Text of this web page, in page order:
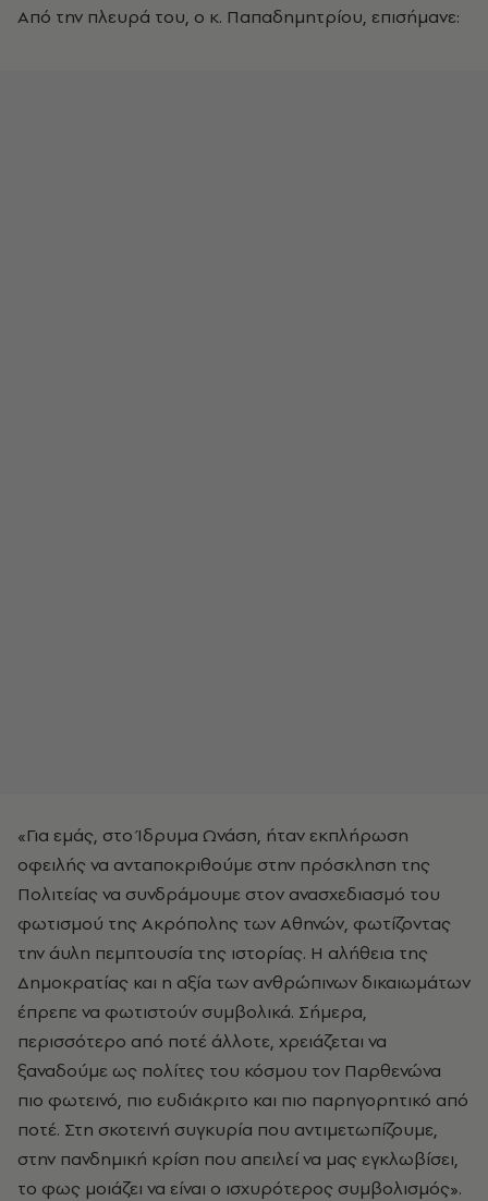
Από την πλευρά του, ο κ. Παπαδημητρίου, επισήμανε:
«Για εμάς, στο Ίδρυμα Ωνάση, ήταν εκπλήρωση
οφειλής να ανταποκριθούμε στην πρόσκληση της
Πολιτείας να συνδράμουμε στον ανασχεδιασμό του
φωτισμού της Ακρόπολης των Αθηνών, φωτίζοντας
την άυλη πεμπτουσία της ιστορίας. Η αλήθεια της
Δημοκρατίας και η αξία των ανθρώπινων δικαιωμάτων
έπρεπε να φωτιστούν συμβολικά. Σήμερα,
περισσότερο από ποτέ άλλοτε, χρειάζεται να
ξαναδούμε ως πολίτες του κόσμου τον Παρθενώνα
πιο φωτεινό, πιο ευδιάκριτο και πιο παρηγορητικό από
ποτέ. Στη σκοτεινή συγκυρία που αντιμετωπίζουμε,
στην πανδημική κρίση που απειλεί να μας εγκλωβίσει,
το φως μοιάζει να είναι ο ισχυρότερος συμβολισμός».